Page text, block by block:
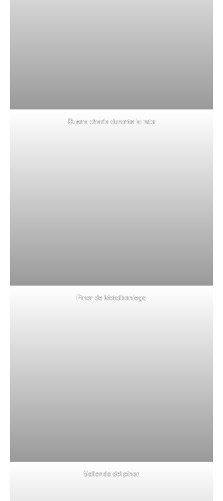
Buena charla durante la ruta
Pinar de Matalbaniega
Saliendo del pinar